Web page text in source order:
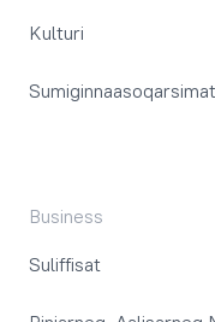
Kulturi
Business
Suliffisat